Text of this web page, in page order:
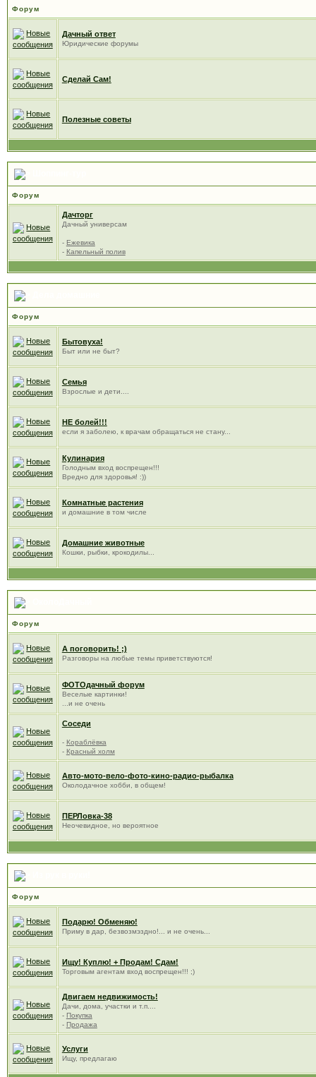
Форум
Дачный ответ
Юридические форумы
Сделай Сам!
Полезные советы
Форум
Дачторг
Дачный универсам
- Ежевика
- Капельный полив
Форум
Бытовуха!
Быт или не быт?
Семья
Взрослые и дети....
НЕ болей!!!
если я заболею, к врачам обращаться не стану...
Кулинария
Голодным вход воспрещен!!!
Вредно для здоровья! :))
Комнатные растения
и домашние в том числе
Домашние животные
Кошки, рыбки, крокодилы...
Форум
А поговорить! ;)
Разговоры на любые темы приветствуются!
ФОТОдачный форум
Веселые картинки!
...и не очень
Соседи
- Кораблёвка
- Красный холм
Авто-мото-вело-фото-кино-радио-рыбалка
Околодачное хобби, в общем!
ПЕРЛовка-38
Неочевидное, но вероятное
Форум
Подарю! Обменяю!
Приму в дар, безвозмэздно!... и не очень...
Ищу! Куплю! + Продам! Сдам!
Торговым агентам вход воспрещен!!! ;)
Двигаем недвижимость!
Дачи, дома, участки и т.п....
- Покупка
- Продажа
Услуги
Ищу, предлагаю